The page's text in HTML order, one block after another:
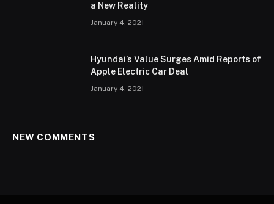
a New Reality
January 4, 2021
Hyundai’s Value Surges Amid Reports of
Apple Electric Car Deal
January 4, 2021
NEW COMMENTS